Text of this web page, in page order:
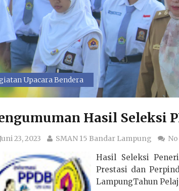
Upacara Bendera
Hasil Seleksi
23, 2023 SMAN 15 Bandar Lampung
Hasil Seleksi
Prestasi dan
LampungTahun